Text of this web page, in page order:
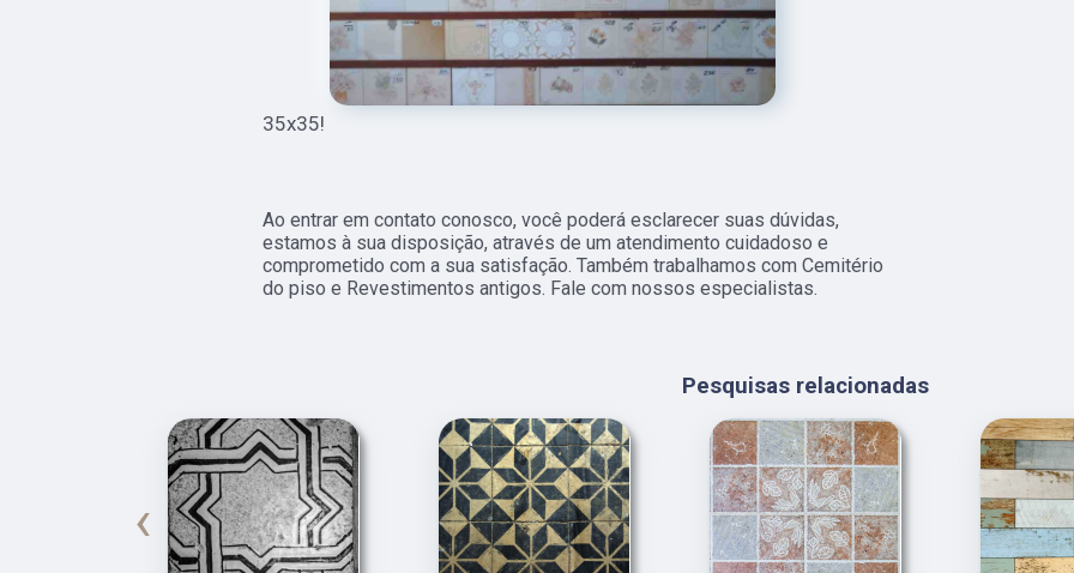
35x35!
Ao entrar em contato conosco, você poderá esclarecer suas dúvidas,
estamos à sua disposição, através de um atendimento cuidadoso e
comprometido com a sua satisfação. Também trabalhamos com Cemitério
do piso e Revestimentos antigos. Fale com nossos especialistas.
Pesquisas relacionadas
‹